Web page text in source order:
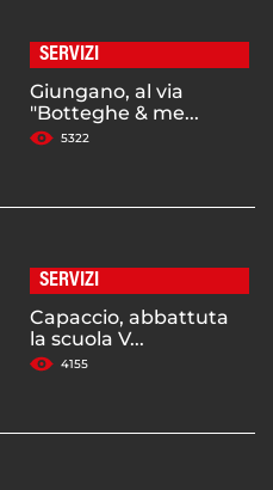
SERVIZI
Giungano, al via
"Botteghe & me...
5322
SERVIZI
Capaccio, abbattuta
la scuola V...
4155